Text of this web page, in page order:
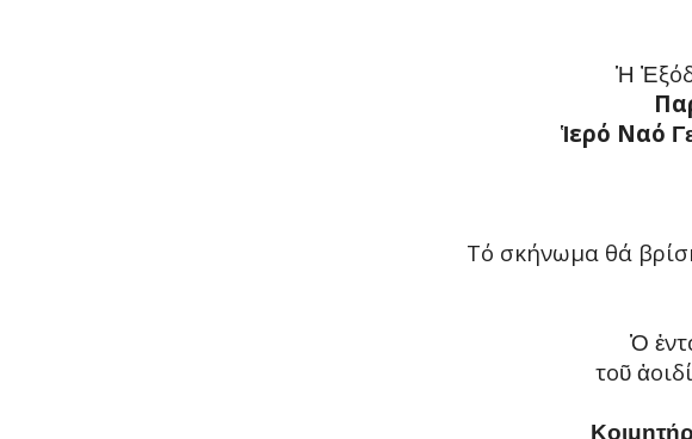
Ἡ Ἐ
Ἱερό Ναό
Τό σκήνωμα θά
Ὁ ἐ
τοῦ ἀ